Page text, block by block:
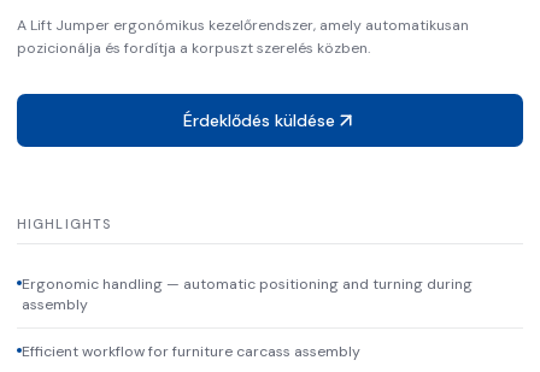
A Lift Jumper ergonómikus kezelőrendszer, amely automatikusan
pozicionálja és fordítja a korpuszt szerelés közben.
Érdeklődés küldése
HIGHLIGHTS
Ergonomic handling — automatic positioning and turning during
assembly
Efficient workflow for furniture carcass assembly